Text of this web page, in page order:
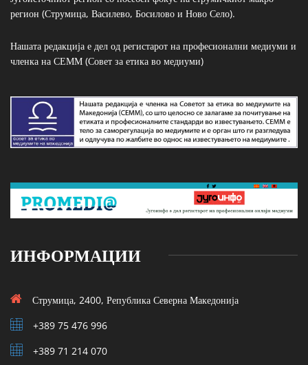
регион (Струмица, Василево, Босилово и Ново Село).
Нашата редакција е дел од регистарот на професионални медиуми и
членка на СЕММ (Совет за етика во медиуми)
ИНФОРМАЦИИ
Струмица, 2400, Република Северна Македонија
+389 75 476 996
+389 71 214 070